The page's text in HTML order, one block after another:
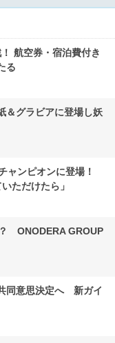
航空券・宿泊費付き
る
＆グラビアに登場し妖
ャンピオンに登場！
ただけたら」
ONODERA GROUP
同意思決定へ 新ガイ